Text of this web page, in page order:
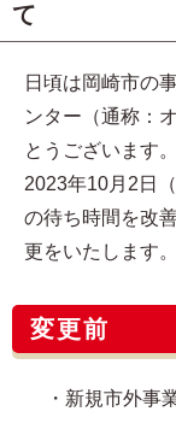
て
日頃は岡崎市の
ンター（通称：
とうございます。
2023年10月2日
の待ち時間を改
更をいたします。
変更前
・新規市外事